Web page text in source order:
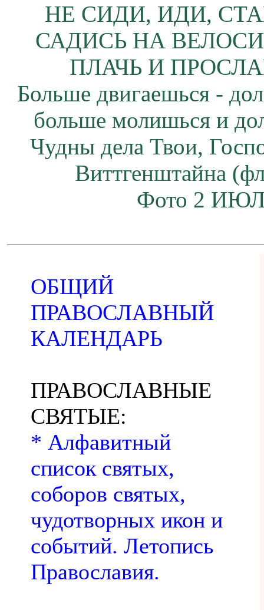
НЕ СИДИ, ИДИ,
САДИСЬ НА
ПЛАЧЬ И
Больше двигаешься -
больше молишься и
Чудны дела Твои,
Виттгенштайна
Фото 2
ОБЩИЙ
ПРАВОСЛАВНЫЙ
КАЛЕНДАРЬ
ПРАВОСЛАВНЫЕ
СВЯТЫЕ:
* Алфавитный
список святых,
соборов святых,
чудотворных икон и
событий. Летопись
Православия.